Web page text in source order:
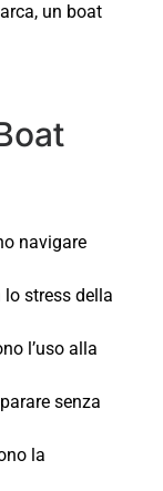
un boat
navigare
stress della
l’uso alla
senza
la